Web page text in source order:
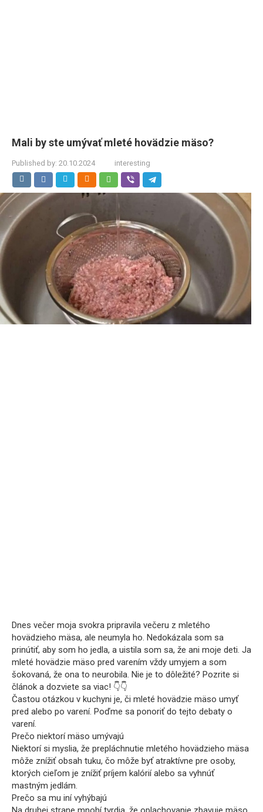
Mali by ste umývať mleté hovädzie mäso?
Published by: 20.10.2024 interesting
Dnes večer moja svokra pripravila večeru z mletého
hovädzieho mäsa, ale neumyla ho. Nedokázala som sa
prinútiť, aby som ho jedla, a uistila som sa, že ani moje deti. Ja
mleté hovädzie mäso pred varením vždy umyjem a som
šokovaná, že ona to neurobila. Nie je to dôležité? Pozrite si
článok a dozviete sa viac! 👇👇
Častou otázkou v kuchyni je, či mleté hovädzie mäso umyť
pred alebo po varení. Poďme sa ponoriť do tejto debaty o
varení.
Prečo niektorí mäso umývajú
Niektorí si myslia, že prepláchnutie mletého hovädzieho mäsa
môže znížiť obsah tuku, čo môže byť atraktívne pre osoby,
ktorých cieľom je znížiť príjem kalórií alebo sa vyhnúť
mastným jedlám.
Prečo sa mu iní vyhýbajú